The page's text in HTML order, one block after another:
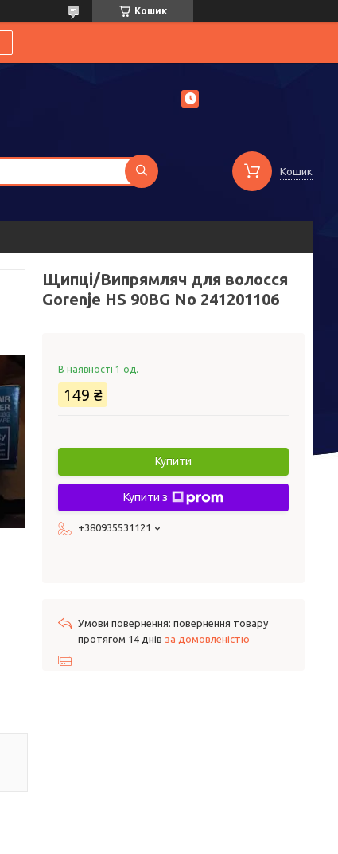
Кошик
Кошик
Щипці/Випрямляч для волосся
Gorenje HS 90BG No 241201106
В наявності 1 од.
149 ₴
Купити
Купити з
+380935531121
повернення товару
протягом 14 днів за домовленістю